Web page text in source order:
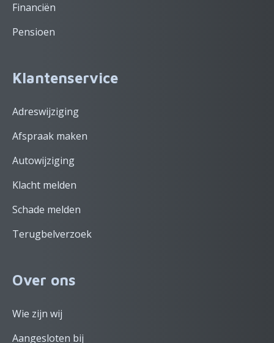
Financiën
Pensioen
Klantenservice
Adreswijziging
Afspraak maken
Autowijziging
Klacht melden
Schade melden
Terugbelverzoek
Over ons
Wie zijn wij
Aangesloten bij